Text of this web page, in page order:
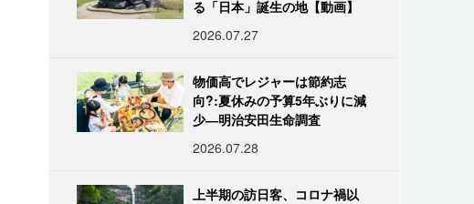
る「日本」誕生の地【動画】
2026.07.27
物価高でレジャーは節約志
向?:夏休みの予算5年ぶりに減
少―明治安田生命調査
2026.07.28
上半期の訪日客、コロナ禍以